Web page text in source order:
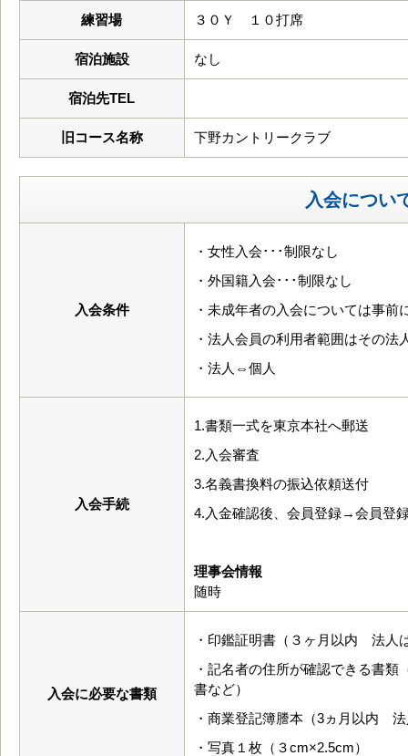
練習場 ３０Ｙ １０打席
宿泊施設 なし
宿泊先TEL
旧コース名称 下野カントリークラブ
入会につい
入会条件
・女性入会･･･制限なし
・外国籍入会･･･制限なし
・未成年者の入会については事前
・法人会員の利用者範囲はその法
・法人⇔個人
入会手続
1.書類一式を東京本社へ郵送
2.入会審査
3.名義書換料の振込依頼送付
4.入金確認後、会員登録→会員登
理事会情報
随時
入会に必要な書類
・印鑑証明書（３ヶ月以内 法人
・記名者の住所が確認できる書
書など）
・商業登記簿謄本（3ヵ月以内
・写真１枚（３cm×2.5cm）